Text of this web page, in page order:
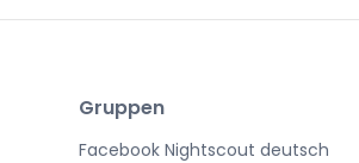
Gruppen
Facebook Nightscout deutsch